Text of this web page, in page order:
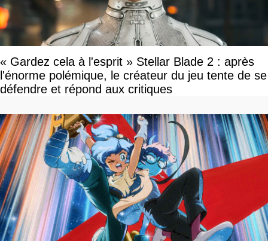
« Gardez cela à l'esprit » Stellar Blade 2 : après
l'énorme polémique, le créateur du jeu tente de se
défendre et répond aux critiques